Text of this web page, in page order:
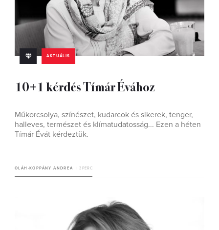
AKTUÁLIS
10+1 kérdés Tímár Évához
Műkorcsolya, színészet, kudarcok és sikerek, tenger,
halleves, természet és klímatudatosság... Ezen a héten
Tímár Évát kérdeztük.
OLÁH-KOPPÁNY ANDREA 3 PERC